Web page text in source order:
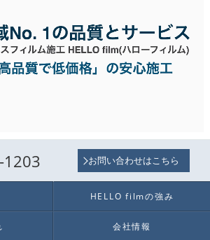
お問い合わせはこちら
HELLO filmの強み
会社情報